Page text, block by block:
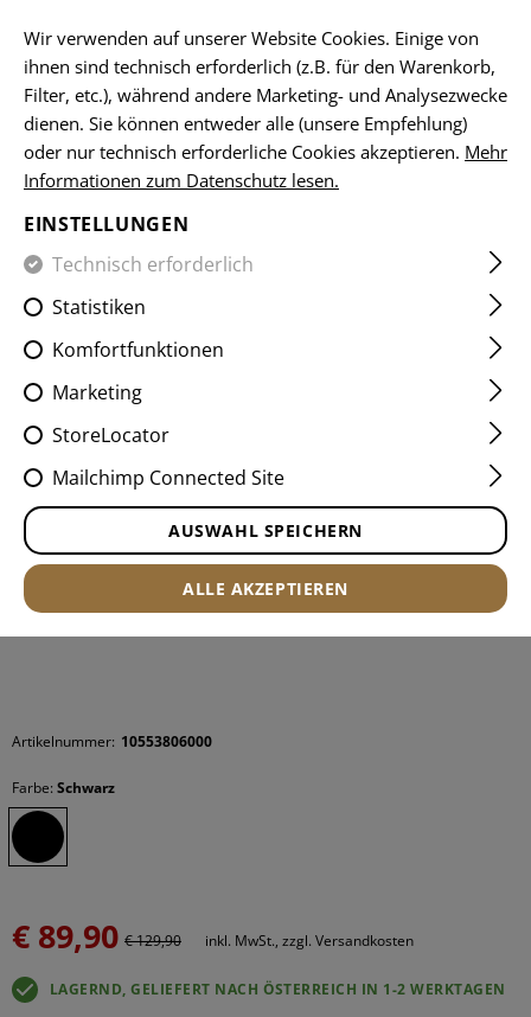
HOME SCHUSSWAFFENZUBEHÖR ZIELVORRICHTUNGEN
AUG MODULAR SCOPE
MOUNT
Artikelnummer: 10553806000
Farbe: Schwarz
€ 89,90 € 129,90 inkl. MwSt., zzgl. Versandkosten
LAGERND, GELIEFERT NACH ÖSTERREICH IN 1-2 WERKTAGEN
Wir verwenden auf unserer Website Cookies. Einige von
ihnen sind technisch erforderlich (z.B. für den Warenkorb,
Filter, etc.), während andere Marketing- und Analysezwecke
dienen. Sie können entweder alle (unsere Empfehlung)
oder nur technisch erforderliche Cookies akzeptieren. Mehr
Informationen zum Datenschutz lesen.
EINSTELLUNGEN
Technisch erforderlich
Statistiken
Komfortfunktionen
Marketing
StoreLocator
Mailchimp Connected Site
AUSWAHL SPEICHERN
ALLE AKZEPTIEREN